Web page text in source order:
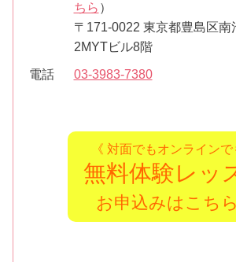
ちら ）
〒171-0022 東京都豊島区南
2MYTビル8階
電話 03-3983-7380
《 対面でもオンラインで
無料体験レッ
お申込みはこちら